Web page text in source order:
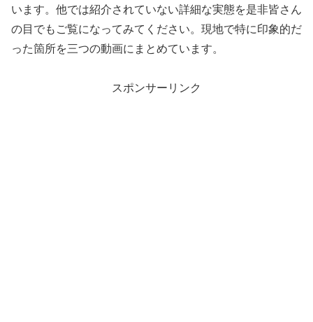
います。他では紹介されていない詳細な実態を是非皆さん
の目でもご覧になってみてください。現地で特に印象的だ
った箇所を三つの動画にまとめています。
スポンサーリンク